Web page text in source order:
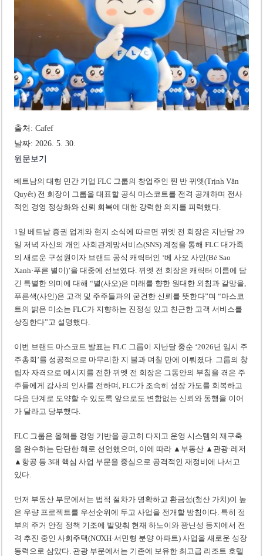
출처: Cafef
날짜: 2026. 5. 30.
원문보기
베트남의 대형 민간 기업 FLC 그룹의 창업주인 찐 반 뀌엣(Trịnh Văn
Quyết) 전 회장이 그룹을 대표할 공식 마스코트를 전격 공개하며 전사
적인 경영 정상화와 신뢰 회복에 대한 강력한 의지를 피력했다.
1일 베트남 증권 업계와 현지 소식에 따르면 뀌엣 전 회장은 지난달 29
일 저녁 자신의 개인 사회관계망서비스(SNS) 계정을 통해 FLC 대가족
의 새로운 구성원이자 브랜드 공식 캐릭터인 ‘베 사오 사인(Bé Sao
Xanh·푸른 별이)’을 대중에 선보였다. 뀌엣 전 회장은 캐릭터 이름에 담
긴 특별한 의미에 대해 “별(사오)은 미래를 향한 원대한 외침과 갈망을,
푸른색(사인)은 고객 및 주주들과의 굳건한 신뢰를 뜻한다”며 “마스코
트의 밝은 미소는 FLC가 지향하는 진정성 있고 친근한 고객 서비스를
상징한다”고 설명했다.
이번 브랜드 마스코트 발표는 FLC 그룹이 지난달 중순 ‘2026년 임시 주
주총회’를 성공적으로 마무리한 지 불과 며칠 만에 이뤄졌다. 그룹의 창
립자 자격으로 메시지를 전한 뀌엣 전 회장은 그동안의 부침을 겪은 주
주들에게 감사의 인사를 전하며, FLC가 조속히 성장 가도를 회복하고
다음 단계로 도약할 수 있도록 앞으로도 변함없는 신뢰와 동행을 이어
가 달라고 당부했다.
FLC 그룹은 올해를 경영 기반을 공고히 다지고 운영 시스템의 재구축
을 완수하는 단단한 해로 선언했으며, 이에 따라 ▲부동산 ▲관광·레저
▲항공 등 3대 핵심 사업 부문을 중심으로 공격적인 재정비에 나서고
있다.
먼저 부동산 부문에서는 법적 절차가 명확하고 환금성(청산 가치)이 높
은 우량 프로젝트를 우선순위에 두고 사업을 전개할 방침이다. 특히 정
부의 주거 안정 정책 기조에 발맞춰 현재 하노이와 꽝닌성 등지에서 전
격 추진 중인 사회주택(NƠXH·서민형 분양 아파트) 사업을 새로운 성장
동력으로 삼았다. 관광 부문에서는 기존에 보유한 최고급 리조트 호텔